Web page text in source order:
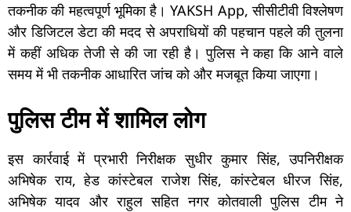
तकनीक की महत्वपूर्ण भूमिका है। YAKSH App, सीसीटीवी विश्लेषण
और डिजिटल डेटा की मदद से अपराधियों की पहचान पहले की तुलना
में कहीं अधिक तेजी से की जा रही है। पुलिस ने कहा कि आने वाले
समय में भी तकनीक आधारित जांच को और मजबूत किया जाएगा।
पुलिस टीम में शामिल लोग
इस कार्रवाई में प्रभारी निरीक्षक सुधीर कुमार सिंह, उपनिरीक्षक
अभिषेक राय, हेड कांस्टेबल राजेश सिंह, कांस्टेबल धीरज सिंह,
अभिषेक यादव और राहुल सहित नगर कोतवाली पुलिस टीम ने